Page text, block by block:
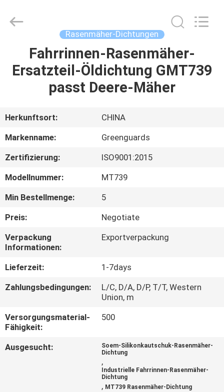
HAUS
PRODUKTE
ÜBER
UNS
FABRIK-
AUSFLUG
QUALITÄTSKONTROLLE
TRETEN
SIE
MIT
IN
VERBINDUNG
Trading
Rasenmäher-Dichtungen
Fahrrinnen-Rasenmäher-
Ersatzteil-Öldichtung GMT739
passt Deere-Mäher
Herkunftsort:
CHINA
Markenname:
Greenguards
Zertifizierung:
ISO9001:2015
Modellnummer:
MT739
Min Bestellmenge:
5
Preis:
Negotiate
Verpackung
Informationen:
Exportverpackung
Lieferzeit:
1-7days
Zahlungsbedingungen:
L/C, D/A, D/P, T/T, Western
Union, m
Versorgungsmaterial-
Fähigkeit:
500
Ausgesucht:
Soem-Silikonkautschuk-Rasenmäher-
Dichtung
,
Industrielle Fahrrinnen-Rasenmäher-
Dichtung
, MT739 Rasenmäher-Dichtung